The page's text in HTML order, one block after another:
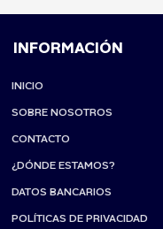
INFORMACIÓN
INICIO
SOBRE NOSOTROS
CONTACTO
¿DÓNDE ESTAMOS?
DATOS BANCARIOS
POLÍTICAS DE PRIVACIDAD